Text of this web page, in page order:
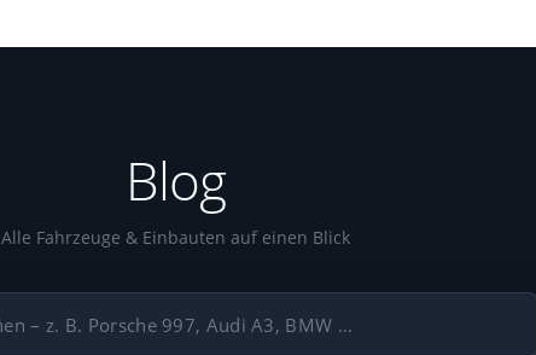
Blog
Alle Fahrzeuge & Einbauten auf einen Blick